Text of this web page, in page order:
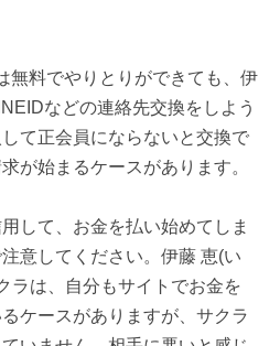
無料でやりとりができても、伊
などの連絡先交換をしよう
て正会員にならないと交換で
が始まるケースがあります。
して、お金を払い始めてしま
意してください。伊藤 恵(い
ラは、自分もサイトでお金を
ケースがありますが、サクラ